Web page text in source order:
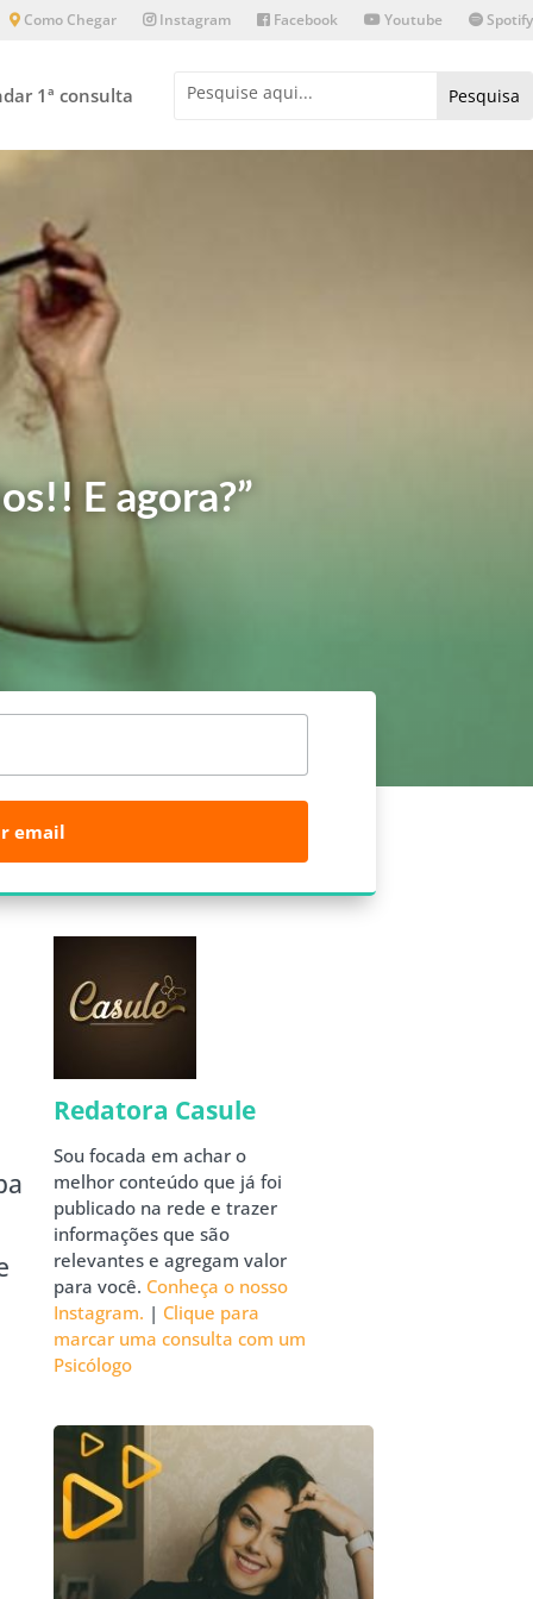
Como Chegar Instagram Facebook Youtube Spotify
1ª consulta
E agora?”
email
Redatora Casule
Sou focada em achar o
melhor conteúdo que já foi
publicado na rede e trazer
informações que são
relevantes e agregam valor
para você. Conheça o nosso
Instagram. | Clique para
marcar uma consulta com um
Psicólogo